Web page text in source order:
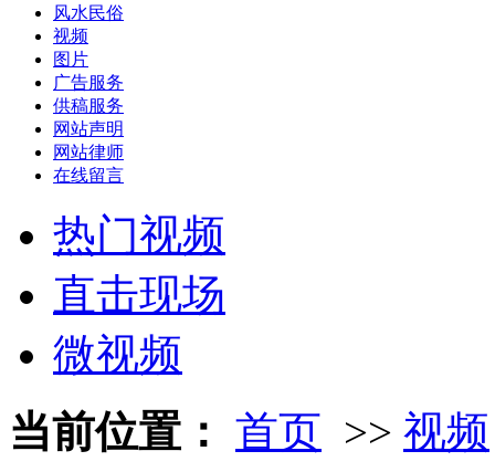
风水民俗
视频
图片
广告服务
供稿服务
网站声明
网站律师
在线留言
热门视频
直击现场
微视频
当前位置： 首页 >> 视频